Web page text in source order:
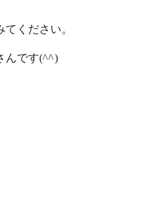
ください。
んです(^^)